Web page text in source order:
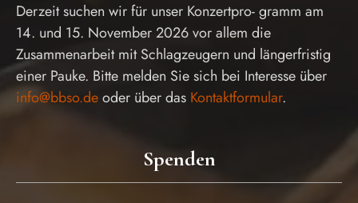
Derzeit suchen wir für unser Konzertpro- gramm am
14. und 15. November 2026 vor allem die
Zusammenarbeit mit Schlagzeugern und längerfristig
einer Pauke. Bitte melden Sie sich bei Interesse über
info@bbso.deoder über das Kontaktformular.
Spenden